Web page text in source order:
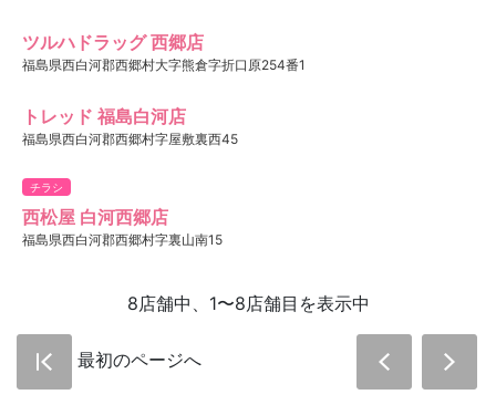
ツルハドラッグ 西郷店
福島県西白河郡西郷村大字熊倉字折口原254番1
トレッド 福島白河店
福島県西白河郡西郷村字屋敷裏西45
チラシ
西松屋 白河西郷店
福島県西白河郡西郷村字裏山南15
8店舗中、1〜8店舗目を表示中
最初のページへ